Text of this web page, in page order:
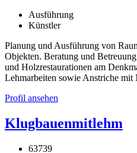
Ausführung
Künstler
Planung und Ausführung von
Objekten. Beratung und
und Holzrestaurationen am
Lehmarbeiten sowie Anstriche mit
Profil ansehen
Klugbauenmitlehm
63739